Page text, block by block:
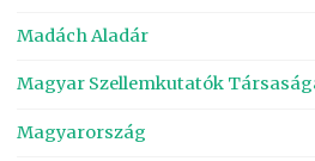
Madách Aladár
Magyar Szellemkutatók
Magyarország